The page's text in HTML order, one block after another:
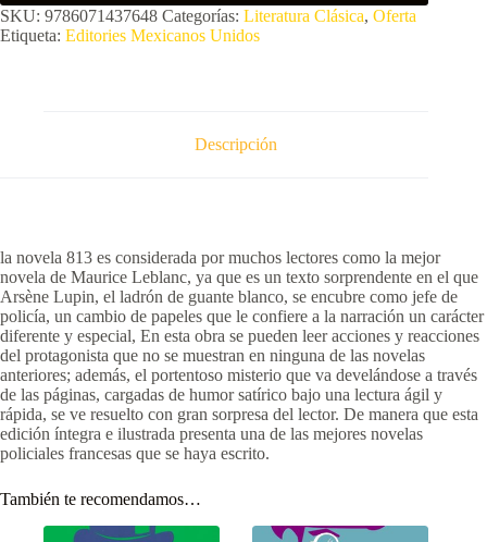
SKU: 9786071437648 Categorías: Literatura Clásica, Oferta
Etiqueta: Editories Mexicanos Unidos
Descripción
la novela 813 es considerada por muchos lectores como la mejor
novela de Maurice Leblanc, ya que es un texto sorprendente en el que
Arsène Lupin, el ladrón de guante blanco, se encubre como jefe de
policía, un cambio de papeles que le confiere a la narración un carácter
diferente y especial, En esta obra se pueden leer acciones y reacciones
del protagonista que no se muestran en ninguna de las novelas
anteriores; además, el portentoso misterio que va develándose a través
de las páginas, cargadas de humor satírico bajo una lectura ágil y
rápida, se ve resuelto con gran sorpresa del lector. De manera que esta
edición íntegra e ilustrada presenta una de las mejores novelas
policiales francesas que se haya escrito.
También te recomendamos…